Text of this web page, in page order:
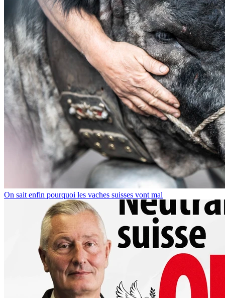
On sait enfin pourquoi les vaches suisses vont mal